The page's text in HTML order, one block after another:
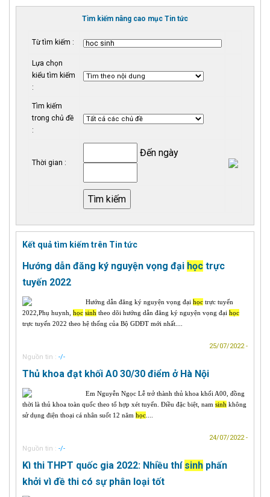
Tìm kiếm nâng cao mục Tin tức
Từ tìm kiếm :
Lựa chọn
kiểu tìm kiếm
:
Tìm kiếm
trong chủ đề
:
Thời gian :
Đến ngày
Kết quả tìm kiếm trên Tin tức
Hướng dẫn đăng ký nguyện vọng đại học trực
tuyến 2022
Hướng dẫn đăng ký nguyện vọng đại học trực tuyến
2022,Phụ huynh, học sinh theo dõi hướng dẫn đăng ký nguyện vọng đại học
trực tuyến 2022 theo hệ thống của Bộ GDĐT mới nhất....
25/07/2022 -
Nguồn tin : -/-
Thủ khoa đạt khối A0 30/30 điểm ở Hà Nội
Em Nguyễn Ngọc Lễ trở thành thủ khoa khối A00, đồng
thời là thủ khoa toàn quốc theo tổ hợp xét tuyển. Điều đặc biệt, nam sinh không
sử dụng điện thoại cá nhân suốt 12 năm học
24/07/2022 -
Nguồn tin : -/-
Kì thi THPT quốc gia 2022: Nhiều thí sinh phấn
khởi vì đề thi có sự phân loại tốt